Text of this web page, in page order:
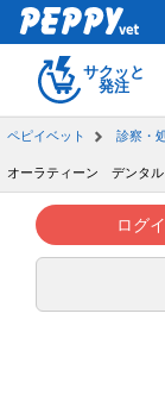
サクッと
発注
ペピイベット 診察・
オーラティーン デンタ
ログ